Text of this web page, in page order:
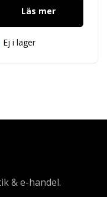
Läs mer
Ej i lager
& e-handel.